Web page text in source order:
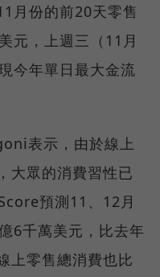
月份的前20天零售
元，上週三（11月
今年單日最大金流
表示，由於線上
大眾的消費習性已
預測11、12月
6千萬美元，比去年
上零售總消費也比